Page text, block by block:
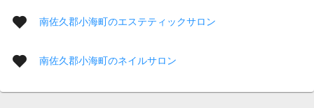
南佐久郡小海町のエステティックサロン
南佐久郡小海町のネイルサロン